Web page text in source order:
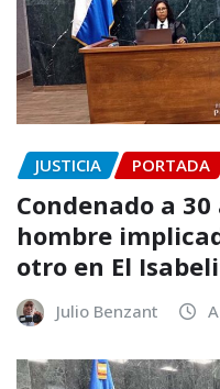
JUSTICIA PORTADA
Condenado a
hombre
otro en El
Julio Benzant